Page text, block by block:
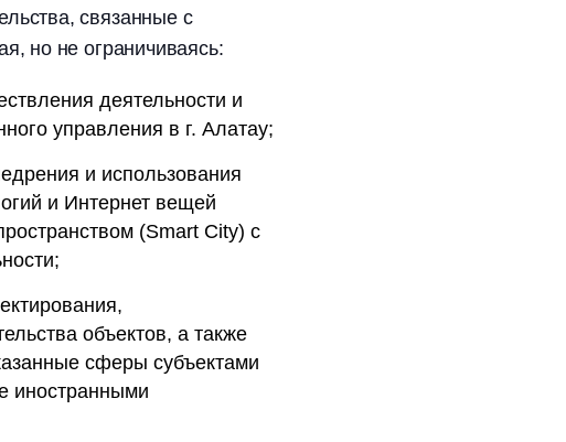
связанные с
но не ограничиваясь:
деятельности и
управления в г. Алатау;
и использования
и Интернет вещей
(Smart City) с
объектов, а также
сферы субъектами
иностранными